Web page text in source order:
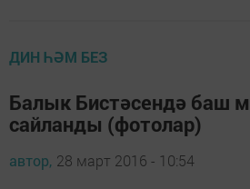
ДИН ҺӘМ БЕЗ
Балык Бистәсендә баш
сайланды (фотолар)
автор, 28 март 2016 - 10:54